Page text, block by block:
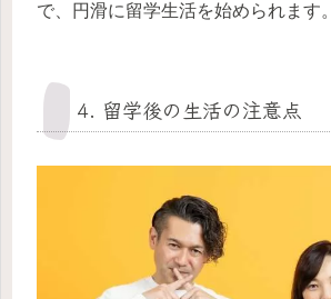
で、円滑に留学生活を始められます。
4. 留学後の生活の注意点